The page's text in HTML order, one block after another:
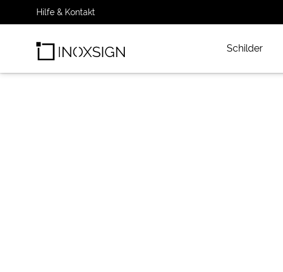
Hilfe & Kontakt
Schilder